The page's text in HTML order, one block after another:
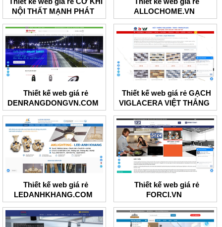
NỘI THẤT MẠNH PHÁT
ALLOCHOME.VN
Thiết kế web giá rẻ
DENRANGDONGVN.COM
Thiết kế web giá rẻ GẠCH
VIGLACERA VIỆT THẮNG
Thiết kế web giá rẻ
LEDANHKHANG.COM
Thiết kế web giá rẻ
FORCI.VN